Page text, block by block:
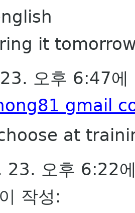
it
오후 6:47
gmail
at
23. 오후 6:22
작성: